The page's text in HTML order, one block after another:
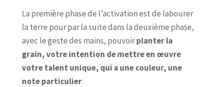
La première phase de l’activation est de labourer
la terre pour par la suite dans la deuxième phase,
avec le geste des mains, pouvoirplanter la
grain, votre intention de mettre en œuvre
votre talent unique, qui a une couleur, une
note particulier.